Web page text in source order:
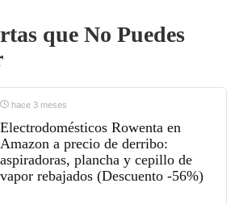
que No Puedes
hace 3 meses
Electrodomésticos Rowenta en
Amazon a precio de derribo:
aspiradoras, plancha y cepillo de
vapor rebajados (Descuento -56%)